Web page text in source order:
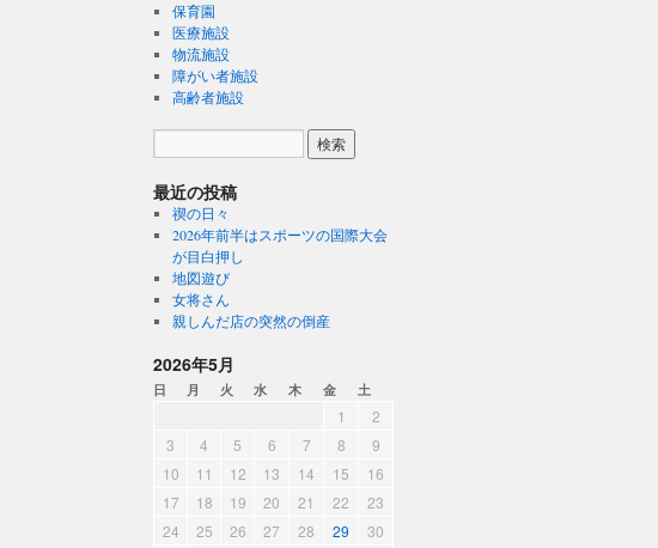
保育園
医療施設
物流施設
障がい者施設
高齢者施設
最近の投稿
禊の日々
2026年前半はスポーツの国際大会
が目白押し
地図遊び
女将さん
親しんだ店の突然の倒産
2026年5月
日 月 火 水 木 金 土
1
2
3
4 5 6 7 8
9
10
11 12 13 14 15
16
17
18 19 20 21 22
23
24
25 26 27 28 29
30